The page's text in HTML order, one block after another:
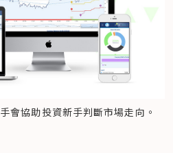
會協助投資新手判斷市場走向。